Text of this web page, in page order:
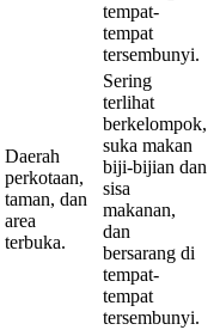
tempat-
tempat
tersembunyi.
Daerah
perkotaan,
taman, dan
area
terbuka.
Sering
terlihat
berkelompok,
suka makan
biji-bijian dan
sisa
makanan,
dan
bersarang di
tempat-
tempat
tersembunyi.